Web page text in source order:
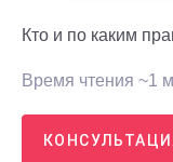
Кто и по каким
Время чтения ~1